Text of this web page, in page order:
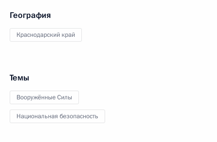
География
Краснодарский край
Темы
Вооружённые Силы
Национальная безопасность